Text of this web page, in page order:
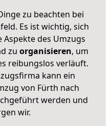
zu beachten bei
Es ist wichtig, sich
Aspekte des Umzugs
zu organisieren, um
reibungslos verläuft.
kann ein
von Fürth nach
werden und
wir.